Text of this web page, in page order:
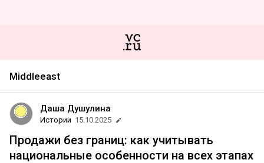
Middleeast
Даша Душулина
Истории 15.10.2025
Продажи без границ: как учитывать
национальные особенности на всех этапах